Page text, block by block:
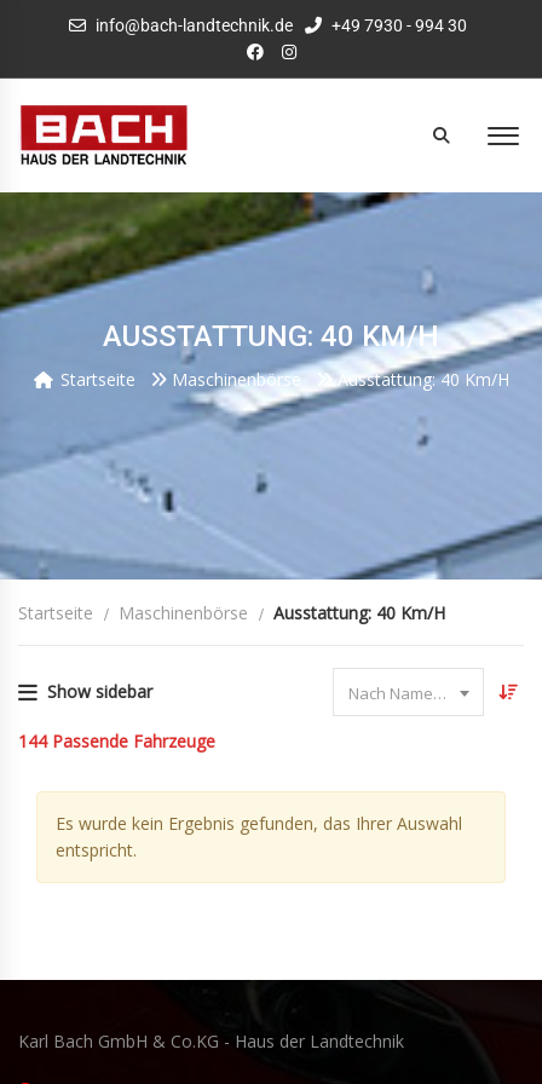
info@bach-landtechnik.de +49 7930 - 994 30
AUSSTATTUNG: 40 KM/H
Startseite Maschinenbörse Ausstattung: 40 Km/h
Startseite Maschinenbörse Ausstattung: 40 Km/h
Show sidebar Nach Name sortieren
144 Passende Fahrzeuge
Es wurde kein Ergebnis gefunden, das Ihrer Auswahl
entspricht.
Karl Bach GmbH & Co.KG - Haus der Landtechnik